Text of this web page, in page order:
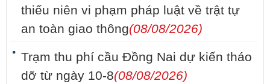
thiếu niên vi phạm pháp luật về trật tự
an toàn giao thông(08/08/2026)
Trạm thu phí cầu Đồng Nai dự kiến tháo
dỡ từ ngày 10-8(08/08/2026)